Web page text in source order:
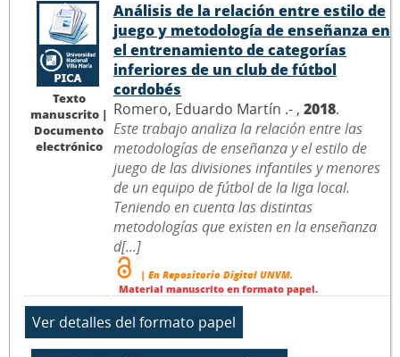
Texto
manuscrito |
Documento
electrónico
Análisis de la relación entre estilo de
juego y metodología de enseñanza en
el entrenamiento de categorías
inferiores de un club de fútbol
cordobés
Romero, Eduardo Martín .- , 2018.
Este trabajo analiza la relación entre las
metodologías de enseñanza y el estilo de
juego de las divisiones infantiles y menores
de un equipo de fútbol de la liga local.
Teniendo en cuenta las distintas
metodologías que existen en la enseñanza
d[...]
| En Repositorio Digital UNVM.
Material manuscrito en formato papel.